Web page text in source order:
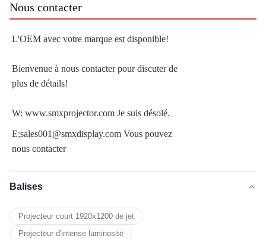
Nous contacter
L'OEM avec votre marque est disponible!
Bienvenue à nous contacter pour discuter de
plus de détails!
W: www.smxprojector.com Je suis désolé.
E;sales001@smxdisplay.com Vous pouvez
nous contacter
Balises
Projecteur court 1920x1200 de jet
Projecteur d'intense luminosité